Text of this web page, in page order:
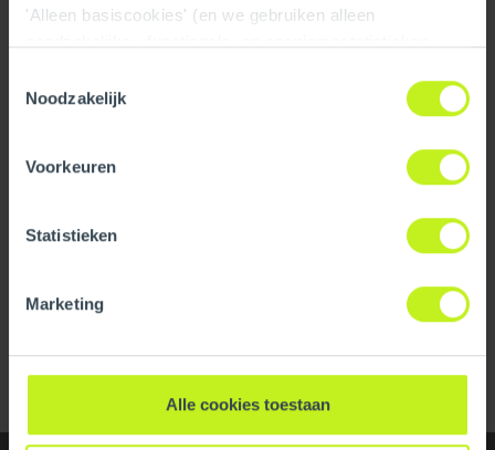
'Alleen basiscookies' (en we gebruiken alleen
De 'Details tonen' knop geeft per categorie een korte
uitleg. Op onze privacy statementpagina vindt u nadere
informatie. Op deze pagina kunt u tevens uw keuze
ongedaan maken.
Noodzakelijk
Voorkeuren
Statistieken
Marketing
Alle cookies toestaan
Brand Videos
Centrotherm : Who We Are